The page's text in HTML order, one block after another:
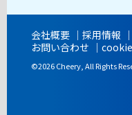
開講時間
会社概要 採用情報
お問い合わせ
©2026 Cheery, All Rights